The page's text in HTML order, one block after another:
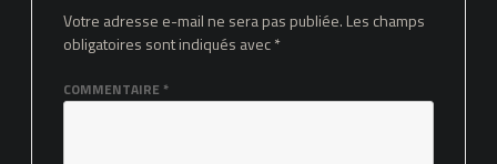
Votre adresse e-mail ne sera pas publiée. Les champs
obligatoires sont indiqués avec*
COMMENTAIRE *